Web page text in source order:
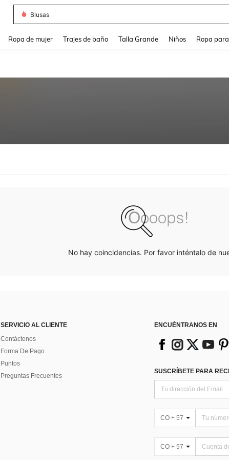
Blusas
Ropa de mujer Trajes de baño Talla Grande Niños Ropa
No hay coincidencias. Por favor inténtalo de
SERVICIO AL CLIENTE
Contáctenos
Forma De Pago
Puntos
Preguntas Frecuentes
ENCUÉNTRANOS EN
SUSCRÍBETE PARA
CO + 57
CO + 57